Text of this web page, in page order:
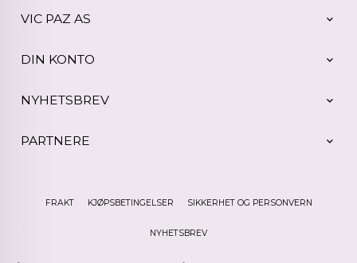
VIC PAZ AS
DIN KONTO
NYHETSBREV
PARTNERE
FRAKT KJØPSBETINGELSER SIKKERHET OG PERSONVERN
NYHETSBREV